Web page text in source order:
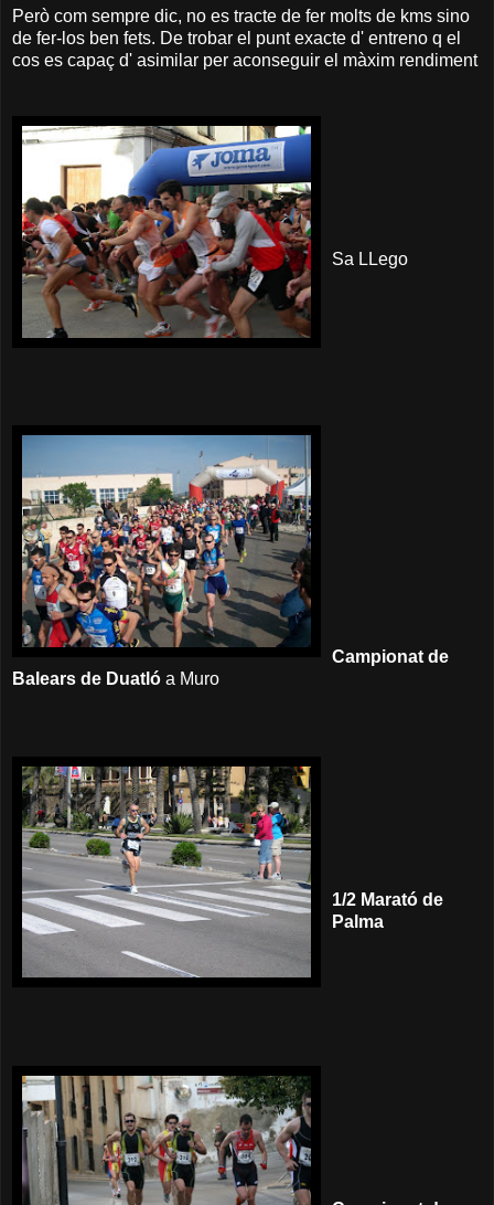
Però com sempre dic, no es tracte de fer molts de kms sino
de fer-los ben fets. De trobar el punt exacte d' entreno q el
cos es capaç d' asimilar per aconseguir el màxim rendiment
Sa LLego
Campionat de
Balears de Duatló a Muro
1/2 Marató de
Palma